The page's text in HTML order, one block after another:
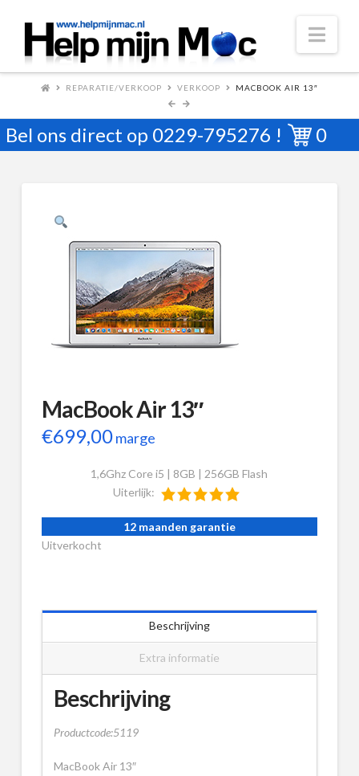
REPARATIE/VERKOOP VERKOOP MACBOOK AIR 13″
Bel ons direct op 0229-795276 ! 0
MacBook Air 13″
€699,00marge
1,6Ghz Core i5 | 8GB | 256GB Flash
Uiterlijk:
12 maanden garantie
Uitverkocht
Beschrijving
Extra informatie
Beschrijving
Productcode:5119
MacBook Air 13″